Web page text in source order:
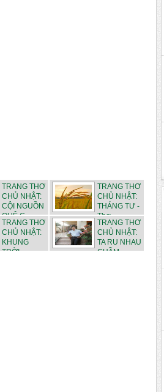
TRANG THƠ
CHỦ NHẬT:
CỘI NGUỒN
QUÊ C...
TRANG THƠ
CHỦ NHẬT:
THÁNG TƯ -
Thơ ...
TRANG THƠ
CHỦ NHẬT:
KHUNG
TRỜI
TRANG THƠ
CHỦ NHẬT:
TA RU NHAU
CHẦM...